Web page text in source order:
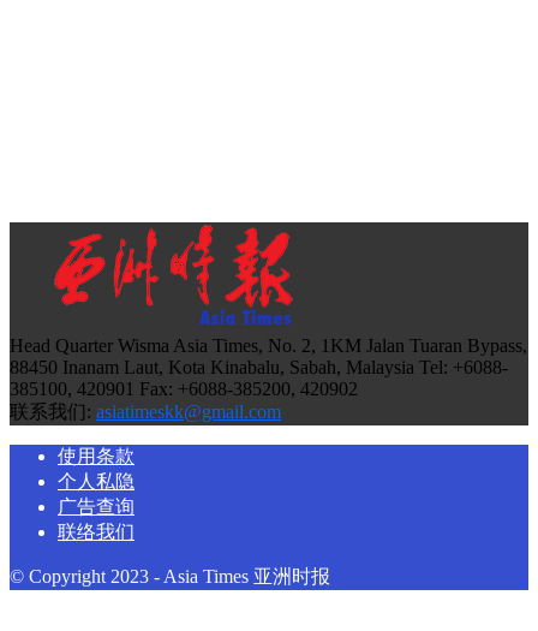
Head Quarter Wisma Asia Times, No. 2, 1KM Jalan Tuaran Bypass,
88450 Inanam Laut, Kota Kinabalu, Sabah, Malaysia Tel: +6088-
385100, 420901 Fax: +6088-385200, 420902
联系我们: asiatimeskk@gmail.com
使用条款
个人私隐
广告查询
联络我们
© Copyright 2023 - Asia Times 亚洲时报